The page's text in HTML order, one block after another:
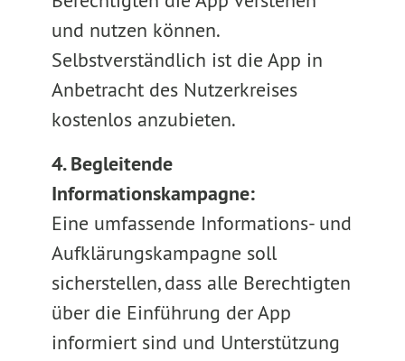
und nutzen können.
Selbstverständlich ist die App in
Anbetracht des Nutzerkreises
kostenlos anzubieten.
4. Begleitende
Informationskampagne:
Eine umfassende Informations- und
Aufklärungskampagne soll
sicherstellen, dass alle Berechtigten
über die Einführung der App
informiert sind und Unterstützung